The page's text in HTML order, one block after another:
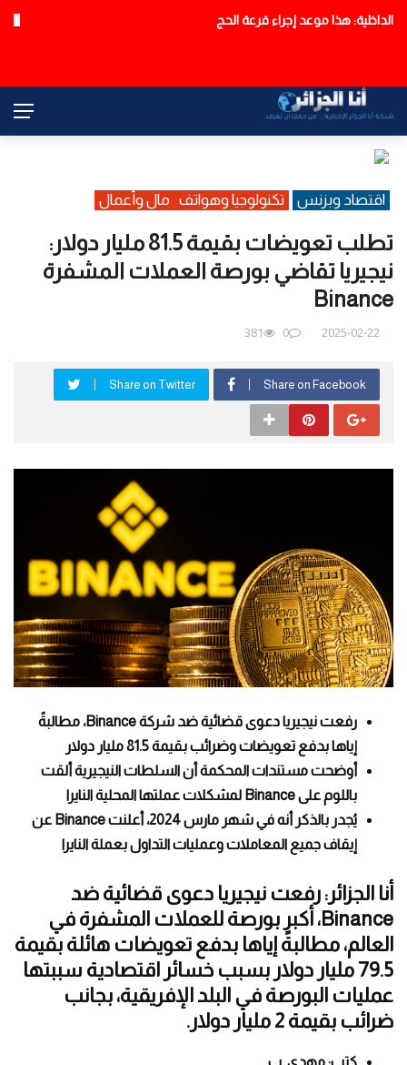
عاجل
الداخلية: هذا موعد إجراء قرعة الحج
اقتصاد وبزنس تكنولوجيا وهواتف مال وأعمال
تطلب تعويضات بقيمة 81.5 مليار دولار:
نيجيريا تقاضي بورصة العملات المشفرة
Binance
2025-02-22
0
381
Share on Facebook
Share on Twitter
رفعت نيجيريا دعوى قضائية ضد شركة Binance، مطالبةً
إياها بدفع تعويضات وضرائب بقيمة 81.5 مليار دولار
أوضحت مستندات المحكمة أن السلطات النيجيرية ألقت
باللوم على Binance لمشكلات عملتها المحلية النايرا
يُجدر بالذكر أنه في شهر مارس 2024، أعلنت Binance عن
إيقاف جميع المعاملات وعمليات التداول بعملة النايرا
أنا الجزائر: رفعت نيجيريا دعوى قضائية ضد
Binance، أكبر بورصة للعملات المشفرة في
العالم، مطالبةً إياها بدفع تعويضات هائلة بقيمة
79.5 مليار دولار بسبب خسائر اقتصادية سببتها
عمليات البورصة في البلد الإفريقية، بجانب
ضرائب بقيمة 2 مليار دولار.
كتب: مهدي. ب